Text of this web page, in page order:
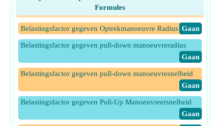
Formules
Belastingsfactor gegeven Optrekmanoeuvre Radius ​Gaan
Belastingsfactor gegeven pull-down manoeuvreradius
​Gaan
Belastingsfactor gegeven pull-down manoeuvresnelheid
​Gaan
Belastingsfactor gegeven Pull-Up Manoeuvreersnelheid
​Gaan